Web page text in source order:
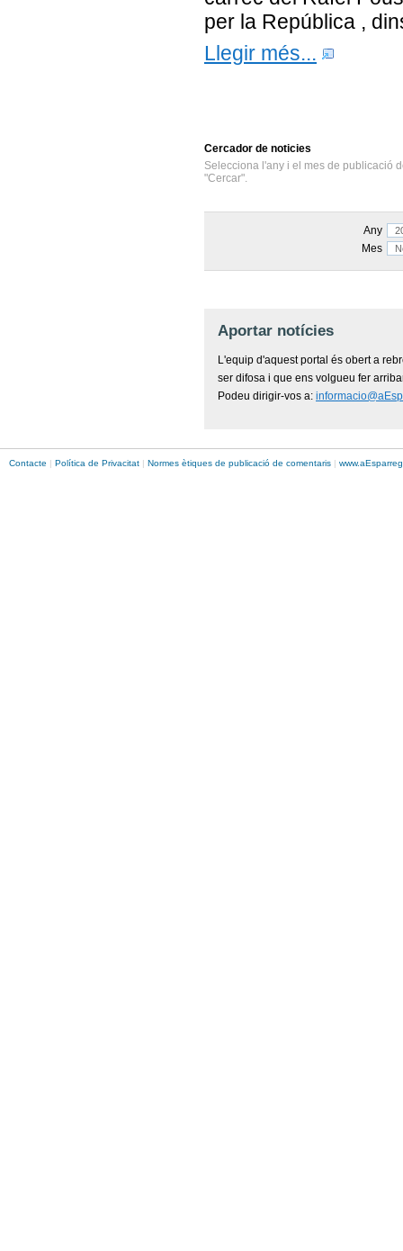
per la República ,
Llegir més...
Cercador de noticies
Selecciona l'any i el mes de publicació
"Cercar".
Any
Mes
Aportar notícies
L'equip d'aquest portal és obert a
ser difosa i que ens volgueu fer
Podeu dirigir-vos a:
Contacte | Política de Privacitat | Normes ètiques de publicació de comentaris | www.